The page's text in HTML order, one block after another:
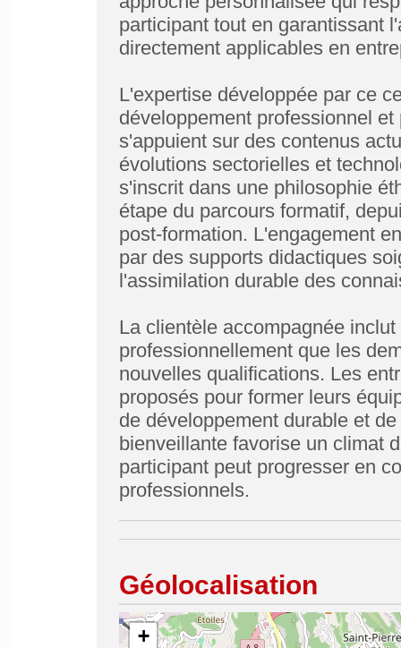
participant tout en garantissant
directement applicables en
L'expertise développée par ce
développement professionnel
s'appuient sur des contenus
évolutions sectorielles et
s'inscrit dans une philosophie
étape du parcours formatif,
post-formation. L'engagement
par des supports didactiques
l'assimilation durable des
La clientèle accompagnée
professionnellement que les
nouvelles qualifications. Les
proposés pour former leurs
de développement durable et
bienveillante favorise un climat
participant peut progresser en
professionnels.
Géolocalisation
+